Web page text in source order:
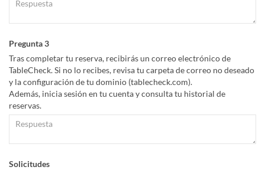
Pregunta 3
Tras completar tu reserva, recibirás un correo electrónico de
TableCheck. Si no lo recibes, revisa tu carpeta de correo no deseado
y la configuración de tu dominio (tablecheck.com).
Además, inicia sesión en tu cuenta y consulta tu historial de
reservas.
Solicitudes